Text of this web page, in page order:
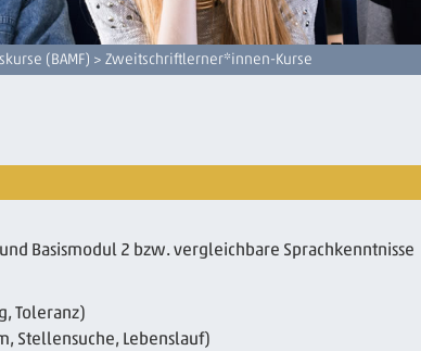
(BAMF) > Zweitschriftlerner*innen-Kurse
Basismodul 2 bzw. vergleichbare Sprachkenntnisse
Toleranz)
Stellensuche, Lebenslauf)